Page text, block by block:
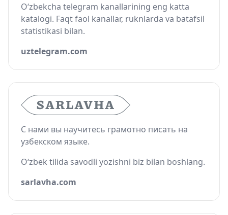
O‘zbekcha telegram kanallarining eng katta
katalogi. Faqt faol kanallar, ruknlarda va batafsil
statistikasi bilan.
uztelegram.com
С нами вы научитесь грамотно писать на
узбекском языке.
O‘zbek tilida savodli yozishni biz bilan boshlang.
sarlavha.com